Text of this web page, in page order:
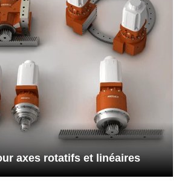
axes rotatifs et linéaires
pour axes rotatifs et
avec pignon intégré de sortie est au coeur
de servo reducteurs entièrement dédiée
et linéaires.